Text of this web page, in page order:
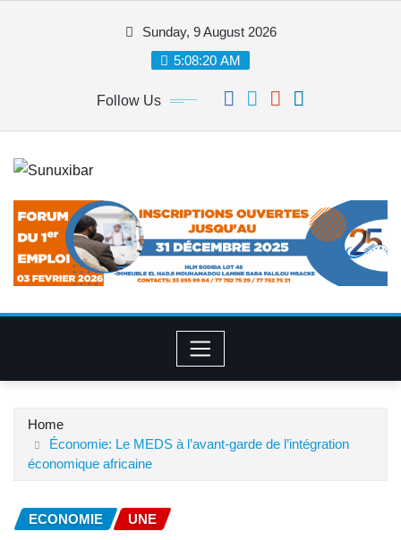
Sunday, 9 August 2026
5:08:20 AM
Follow Us
Home
Économie: Le MEDS à l’avant-garde de l’intégration
économique africaine
ECONOMIE UNE